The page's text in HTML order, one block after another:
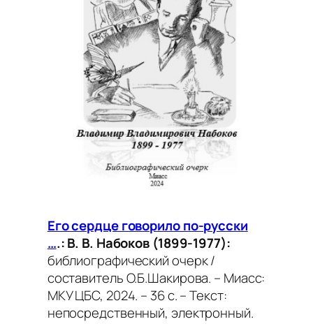
Его сердце говорило по-русски
….: В. В. Набоков (1899-1977):
библиографический очерк /
составитель О.Б.Шакирова. – Миасс:
МКУ ЦБС, 2024. – 36 с. – Текст:
непосредственный, электронный.